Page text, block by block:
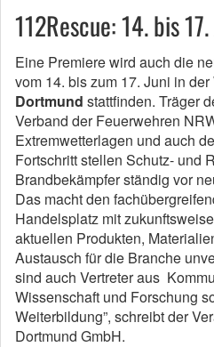
112Rescue: 14. bis
Eine Premiere wird auch die
vom 14. bis zum 17. Juni in
Dortmund stattfinden. Träger
Verband der Feuerwehren
Extremwetterlagen und auch
Fortschritt stellen Schutz- und
Brandbekämpfer ständig vor
Das macht den
Handelsplatz mit
aktuellen Produkten,
Austausch für die Branche
sind auch Vertreter aus
Wissenschaft und Forschung
Weiterbildung”, schreibt der
Dortmund GmbH.